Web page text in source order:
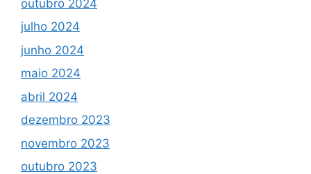
outubro 2024
julho 2024
junho 2024
maio 2024
abril 2024
dezembro 2023
novembro 2023
outubro 2023